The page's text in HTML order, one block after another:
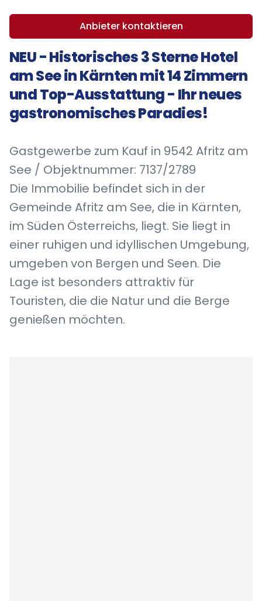
Anbieter kontaktieren
NEU - Historisches 3 Sterne Hotel
am See in Kärnten mit 14 Zimmern
und Top-Ausstattung - Ihr neues
gastronomisches Paradies!
Gastgewerbe zum Kauf in 9542 Afritz am
See / Objektnummer: 7137/2789
Die Immobilie befindet sich in der
Gemeinde Afritz am See, die in Kärnten,
im Süden Österreichs, liegt. Sie liegt in
einer ruhigen und idyllischen Umgebung,
umgeben von Bergen und Seen. Die
Lage ist besonders attraktiv für
Touristen, die die Natur und die Berge
genießen möchten.